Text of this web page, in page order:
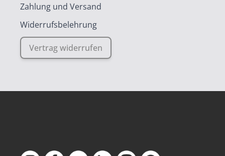
Zahlung und Versand
Widerrufsbelehrung
Vertrag widerrufen